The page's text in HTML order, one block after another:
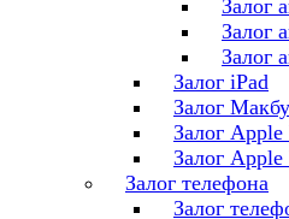
Залог
Залог
Залог
Залог iPad
Залог
Залог Apple
Залог
Залог телефона
Залог